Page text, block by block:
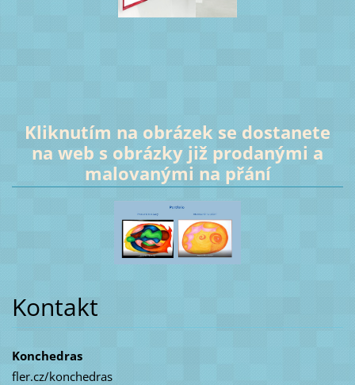
Kliknutím na obrázek se dostanete
na web s obrázky již prodanými a
malovanými na přání
Kontakt
Konchedras
fler.cz/konchedras